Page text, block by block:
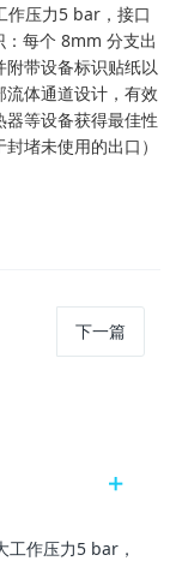
作压力5 bar，接口
：每个 8mm 分支出
带设备标识贴纸以
体通道设计，有效
等设备获得最佳性
堵未使用的出口）
下一篇
工作压力5 bar，